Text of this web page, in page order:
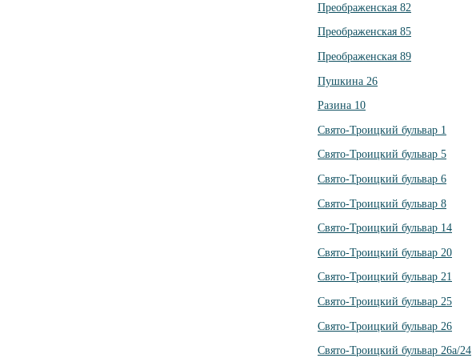
Преображенская 82
Преображенская 85
Преображенская 89
Пушкина 26
Разина 10
Свято-Троицкий бульвар 1
Свято-Троицкий бульвар 5
Свято-Троицкий бульвар 6
Свято-Троицкий бульвар 8
Свято-Троицкий бульвар 14
Свято-Троицкий бульвар 20
Свято-Троицкий бульвар 21
Свято-Троицкий бульвар 25
Свято-Троицкий бульвар 26
Свято-Троицкий бульвар 26а/24